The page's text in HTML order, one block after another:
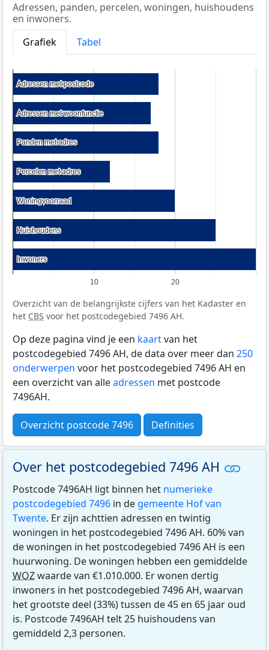
Adressen, panden, percelen, woningen, huishoudens
en inwoners.
Grafiek
Tabel
10 20
Adressen met postcode
Adressen met postcode
Adressen met woonfunctie
Adressen met woonfunctie
Panden met adres
Panden met adres
Percelen met adres
Percelen met adres
Woningvoorraad
Woningvoorraad
Huishoudens
Huishoudens
Inwoners
Inwoners
Overzicht van de belangrijkste cijfers van het Kadaster en
het CBS voor het postcodegebied 7496 AH.
Op deze pagina vind je een kaartvan het
postcodegebied 7496 AH, de data over meer dan 250
onderwerpen voor het postcodegebied 7496 AH en
een overzicht van alleadressen met postcode
7496AH.
Overzicht postcode 7496 Definities
Over het postcodegebied 7496 AH
Postcode 7496AH ligt binnen het numerieke
postcodegebied 7496 in de gemeente Hof van
Twente. Er zijn achttien adressen en twintig
woningen in het postcodegebied 7496 AH. 60% van
de woningen in het postcodegebied 7496 AH is een
huurwoning. De woningen hebben een gemiddelde
WOZwaarde van €1.010.000. Er wonen dertig
inwoners in het postcodegebied 7496 AH, waarvan
het grootste deel (33%) tussen de 45 en 65 jaar oud
is. Postcode 7496AH telt 25 huishoudens van
gemiddeld 2,3 personen.